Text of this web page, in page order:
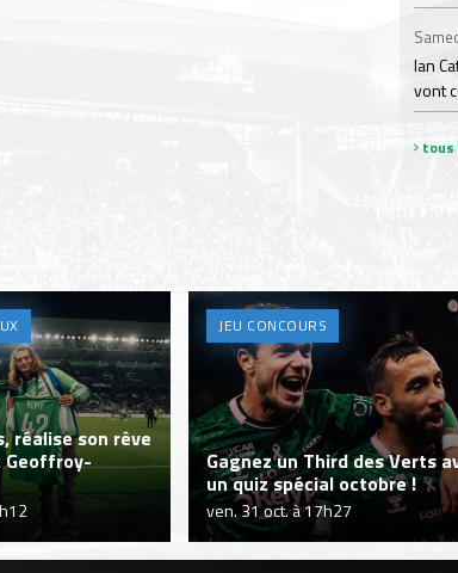
Ian
vont
tous
réalise son rêve
Geoffroy-
JEU CONCOURS
Gagnez un Third des Verts
un quiz spécial octobre !
ven. 31 oct. à 17h27